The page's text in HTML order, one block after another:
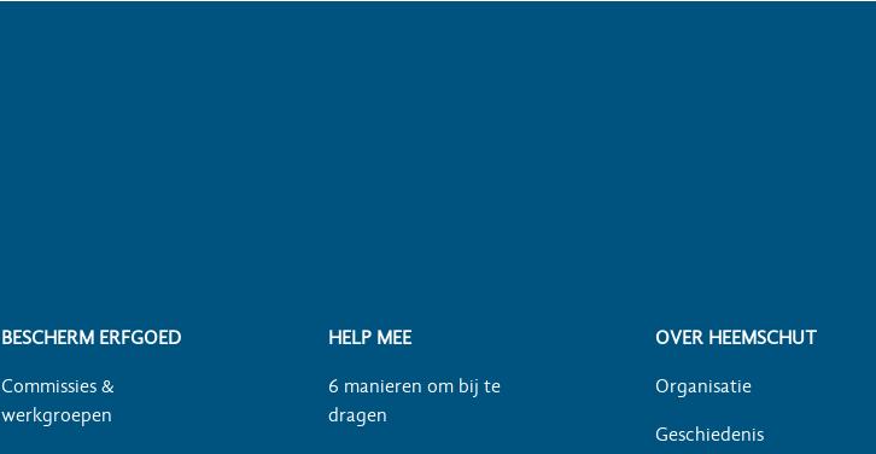
BESCHERM ERFGOED
Commissies &
werkgroepen
HELP MEE
6 manieren om bij te
dragen
OVER HEEMSCHUT
Organisatie
Geschiedenis